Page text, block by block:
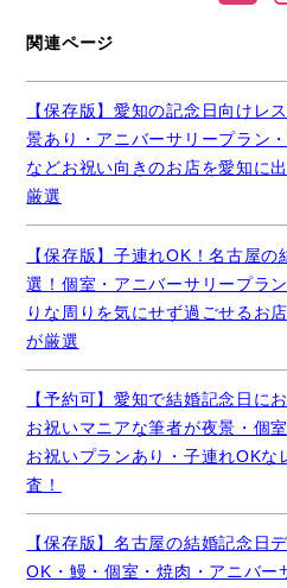
関連ページ
【保存版】愛知の記念日向けレ
景あり・アニバーサリープラン
などお祝い向きのお店を愛知に
厳選
【保存版】子連れOK！名古屋
選！個室・アニバーサリープラ
りな周りを気にせず過ごせるお
が厳選
【予約可】愛知で結婚記念日に
お祝いマニアな筆者が夜景・個
お祝いプランあり・子連れOKな
査！
【保存版】名古屋の結婚記念日
OK・鰻・個室・焼肉・アニバー